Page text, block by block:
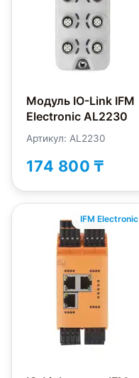
Модуль IO-Link IFM
Electronic AL2230
Артикул: AL2230
174 800 ₸
IFM Electronic